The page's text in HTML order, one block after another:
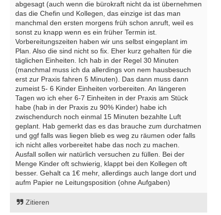
abgesagt (auch wenn die bürokraft nicht da ist übernehmen
das die Chefin und Kollegen, das einzige ist das man
manchmal den ersten morgens früh schon anruft, weil es
sonst zu knapp wenn es ein früher Termin ist.
Vorbereitungszeiten haben wir uns selbst eingeplant im
Plan. Also die sind nicht so fix. Eher kurz gehalten für die
täglichen Einheiten. Ich hab in der Regel 30 Minuten
(manchmal muss ich da allerdings von nem hausbesuch
erst zur Praxis fahren 5 Minuten). Das dann muss dann
zumeist 5- 6 Kinder Einheiten vorbereiten. An längeren
Tagen wo ich eher 6-7 Einheiten in der Praxis am Stück
habe (hab in der Praxis zu 90% Kinder) habe ich
zwischendurch noch einmal 15 Minuten bezahlte Luft
geplant. Hab gemerkt das es das brauche zum durchatmen
und ggf falls was liegen blieb es weg zu räumen oder falls
ich nicht alles vorbereitet habe das noch zu machen.
Ausfall sollen wir natürlich versuchen zu füllen. Bei der
Menge Kinder oft schwierig, klappt bei den Kollegen oft
besser. Gehalt ca 1€ mehr, allerdings auch lange dort und
aufm Papier ne Leitungsposition (ohne Aufgaben)
Zitieren